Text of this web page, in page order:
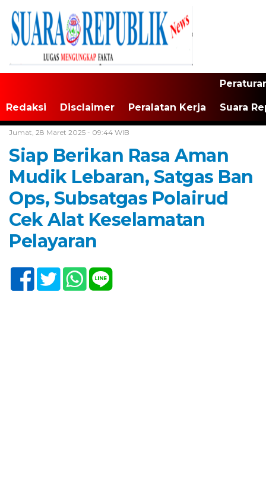
Redaksi Disclaimer Peralatan Kerja Suara
Jumat, 28 Maret 2025 - 09:44 WIB
Siap Berikan Rasa Aman
Mudik Lebaran, Satgas Ban
Ops, Subsatgas Polairud
Cek Alat Keselamatan
Pelayaran